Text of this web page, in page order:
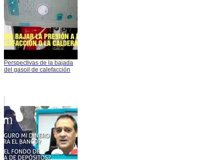
Perspectivas de la bajada
del gasoil de calefacción